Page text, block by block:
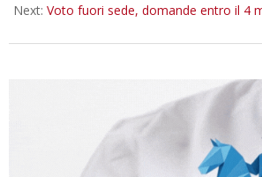
Next: Voto fuori sede, domande entro il 4